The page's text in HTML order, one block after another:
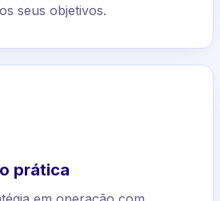
seus objetivos.
prática